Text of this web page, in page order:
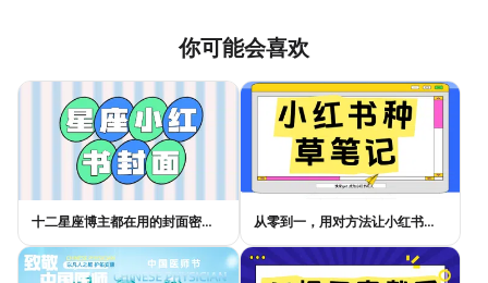
你可能会喜欢
十二星座博主都在用的封面密码，星座小红书封面标题这样写才吸睛 从零到一，用对方法让小红书种草笔记的流量自己找上门